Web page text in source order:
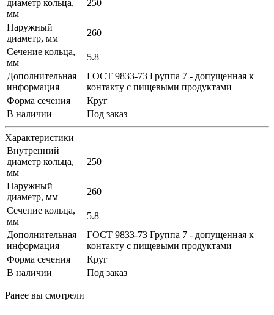
диаметр кольца,
мм
250
Наружный
диаметр, мм
260
Сечение кольца,
мм
5.8
Дополнительная
информация
ГОСТ 9833-73 Группа 7 - допущенная к
контакту с пищевыми продуктами
Форма сечения
Круг
В наличии
Под заказ
Характеристики
Внутренний
диаметр кольца,
мм
250
Наружный
диаметр, мм
260
Сечение кольца,
мм
5.8
Дополнительная
информация
ГОСТ 9833-73 Группа 7 - допущенная к
контакту с пищевыми продуктами
Форма сечения
Круг
В наличии
Под заказ
Ранее вы смотрели